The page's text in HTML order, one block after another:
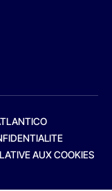
AUX COOKIES